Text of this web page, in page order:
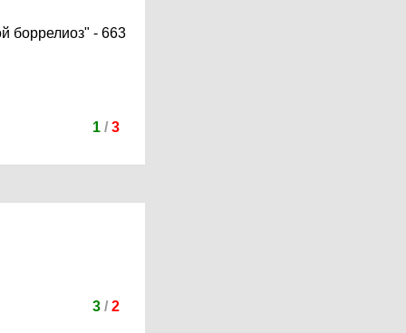
боррелиоз" - 663
1/ 3
3/ 2